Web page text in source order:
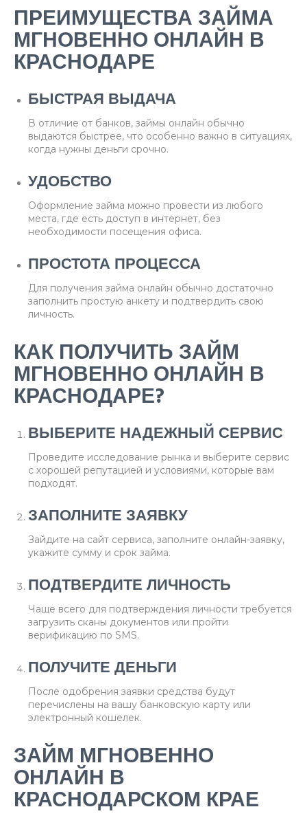
ПРЕИМУЩЕСТВА ЗАЙМА
МГНОВЕННО ОНЛАЙН В
КРАСНОДАРЕ
БЫСТРАЯ ВЫДАЧА
В отличие от банков, займы онлайн обычно
выдаются быстрее, что особенно важно в ситуациях,
когда нужны деньги срочно.
УДОБСТВО
Оформление займа можно провести из любого
места, где есть доступ в интернет, без
необходимости посещения офиса.
ПРОСТОТА ПРОЦЕССА
Для получения займа онлайн обычно достаточно
заполнить простую анкету и подтвердить свою
личность.
КАК ПОЛУЧИТЬ ЗАЙМ
МГНОВЕННО ОНЛАЙН В
КРАСНОДАРЕ?
ВЫБЕРИТЕ НАДЕЖНЫЙ СЕРВИС
Проведите исследование рынка и выберите сервис
с хорошей репутацией и условиями, которые вам
подходят.
ЗАПОЛНИТЕ ЗАЯВКУ
Зайдите на сайт сервиса, заполните онлайн-заявку,
укажите сумму и срок займа.
ПОДТВЕРДИТЕ ЛИЧНОСТЬ
Чаще всего для подтверждения личности требуется
загрузить сканы документов или пройти
верификацию по SMS.
ПОЛУЧИТЕ ДЕНЬГИ
После одобрения заявки средства будут
перечислены на вашу банковскую карту или
электронный кошелек.
ЗАЙМ МГНОВЕННО
ОНЛАЙН В
КРАСНОДАРСКОМ КРАЕ